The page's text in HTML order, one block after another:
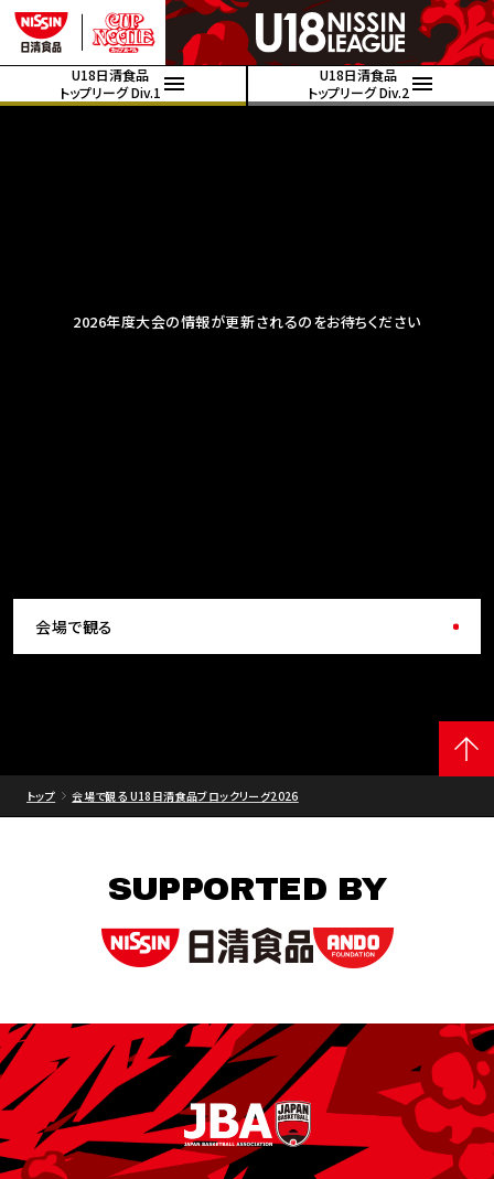
U18日清食品
トップリーグ Div.1
U18日清食品
トップリーグ Div.2
2026年度大会の情報が更新されるのをお待ちください
会場で観る
トップ 会場で観る U18日清食品ブロックリーグ2026
SUPPORTED BY